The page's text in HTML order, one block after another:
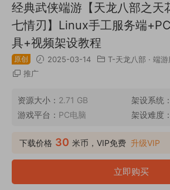
经典武侠端游【天龙八部之天
七情刃】Linux手工服务端
具+视频架设教程
原创 2025-03-14 T-天龙八部 · 端游
推广
资源大小： 2.71 GB 架设系统：
游戏平台： PC电脑 架设难度：
下载价格 30 米币，VIP免费 升级VIP
立即购买